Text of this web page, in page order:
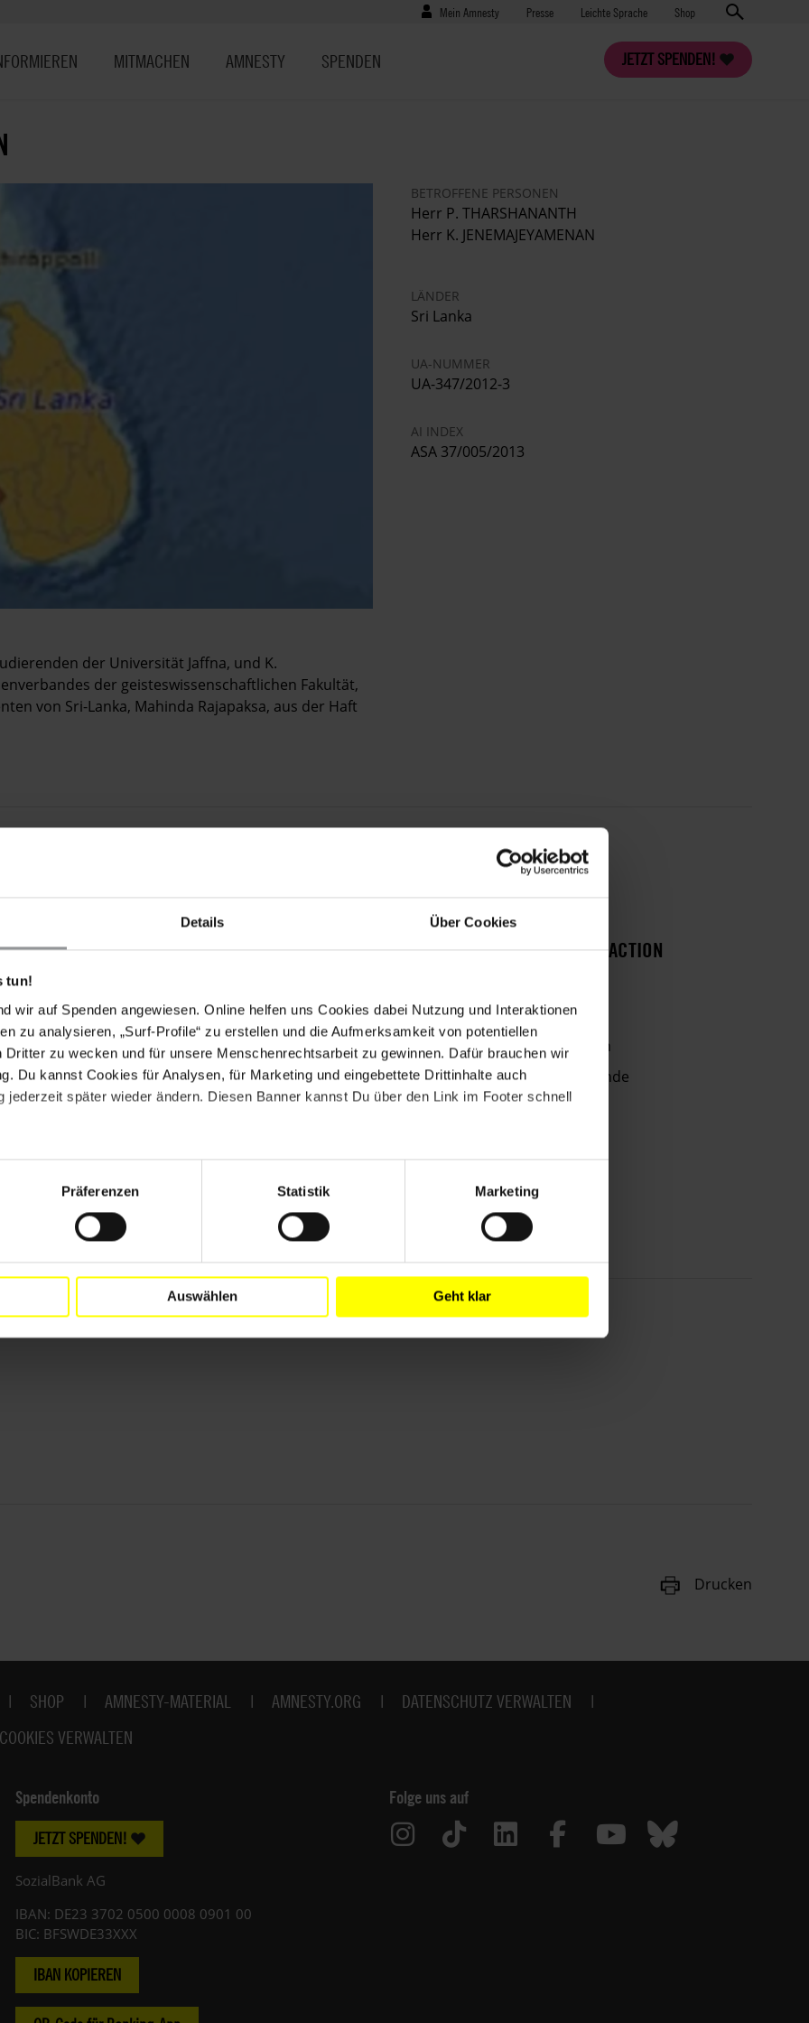
Details Über Cookies
tun!
wir auf Spenden angewiesen. Online helfen uns Cookies dabei Nutzung und Interaktionen
zu analysieren, „Surf-Profile“ zu erstellen und die Aufmerksamkeit von potentiellen
Dritter zu wecken und für unsere Menschenrechtsarbeit zu gewinnen. Dafür brauchen wir
Du kannst Cookies für Analysen, für Marketing und eingebettete Drittinhalte auch
jederzeit später wieder ändern. Diesen Banner kannst Du über den Link im Footer schnell
Präferenzen Statistik Marketing
Auswählen Geht klar
Benutzermenü
Mein Amnesty Presse
Presse Leichte Sprache Shop
JETZT SPENDEN!
MITMACHEN AMNESTY SPENDEN
der Universität Jaffna, und K.
der geisteswissenschaftlichen Fakultät,
von Sri-Lanka, Mahinda Rajapaksa, aus der Haft
BETROFFENE PERSONEN
Herr P. THARSHANANTH
Herr K. JENEMAJEYAMENAN
LÄNDER
Sri Lanka
UA-NUMMER
UA-347/2012-3
AI INDEX
ASA 37/005/2013
Urgent Actions. Handle sofort!
1. Dezember 2012 von der Abteilung der Polizei für
– TID) ohne Haftbefehl festgenommen worden.
Proteste gegen die Bemühungen der
Naal (Heldentages), ein von den Liberation
– LTTE) eingeführten Gedenktag, zu unterbinden.
"Rehabilitationszentrum" in Welikanda gebracht, wo
ordnete am 12. Februar ihre Freilassung an,
Bezirksentwicklungskomitee führte. Die Eltern der
HISTORIE DIESER URGENT ACTION
28. JANUAR 2013
Zwei Studenten freigelassen
Repression gegen Studierende
Studenten in Foltergefahr
Drucken
SHOP AMNESTY-MATERIAL AMNESTY.ORG
DATENSCHUTZ VERWALTEN
COOKIES VERWALTEN
Spendenkonto
JETZT SPENDEN!
SozialBank AG
IBAN: DE23 3702 0500 0008 0901 00
BIC: BFSWDE33XXX
IBAN KOPIEREN
Folge uns auf